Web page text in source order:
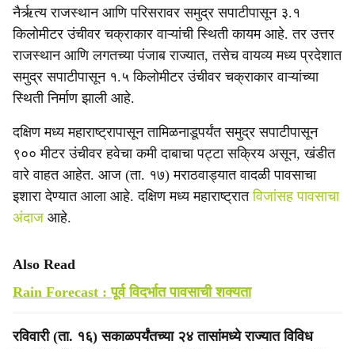
नैर्ऋत्य राजस्थान आणि परिसरावर समुद्र सपाटीपासून ३.१
किलोमीटर उंचीवर चक्राकार वाऱ्यांची स्थिती कायम आहे. तर उत्तर
राजस्थान आणि लगतच्या पंजाब राज्यात, तसेच वायव्य मध्य प्रदेशात
समुद्र सपाटीपासून १.५ किलोमीटर उंचीवर चक्राकार वाऱ्यांच्या
स्थिती निर्माण झाली आहे.
दक्षिण मध्य महाराष्ट्रापासून तामिळनाडूपर्यंत समुद्र सपाटीपासून
९०० मीटर उंचीवर हवेचा कमी दाबाचा पट्टा सक्रिय असून, खंडीत
वारे वाहत आहेत. आज (ता. १७) मराठवाड्यात वादळी पावसाचा
इशारा देण्यात आला आहे. दक्षिण मध्य महाराष्ट्रातविजांसह पावसाचा
अंदाज आहे.
Also Read
Rain Forecast : पूर्व विदर्भात पावसाची शक्यता
रविवारी (ता. १६) सकाळपर्यंतच्या २४ तासांमध्ये राज्यात विविध